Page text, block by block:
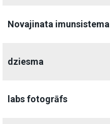
Novajinata imunsistema
dziesma
labs fotogrāfs